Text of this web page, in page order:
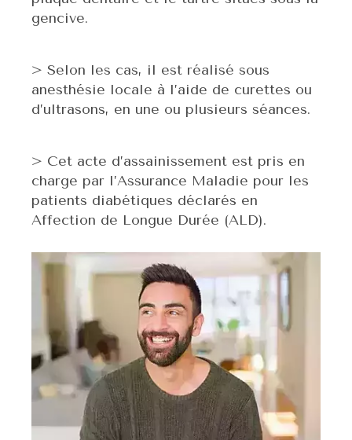
gencive.
> Selon les cas, il est réalisé sous
anesthésie locale à l’aide de curettes ou
d’ultrasons, en une ou plusieurs séances.
> Cet acte d’assainissement est pris en
charge par l’Assurance Maladie pour les
patients diabétiques déclarés en
Affection de Longue Durée (ALD).